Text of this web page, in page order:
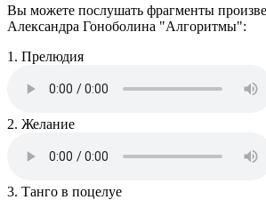
Вы можете послушать фрагменты
Александра Гоноболина "Алгоритмы":
1. Прелюдия
2. Желание
3. Танго в поцелуе